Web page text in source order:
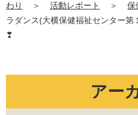
わり
＞ 活動レポート ＞ 保
ラダンス(大横保健福祉センター
❣
アー